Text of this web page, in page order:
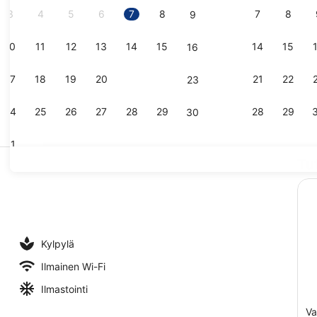
3 4 5 6 7 8 9
10 11 12 13 14 15 16
17 18 19 20 23
24 25 26 27 28 29 30
31
7 8
14 15
21 22
28 29
mukavuudet
Kylpylä
Ilmainen Wi-Fi
Ilmastointi